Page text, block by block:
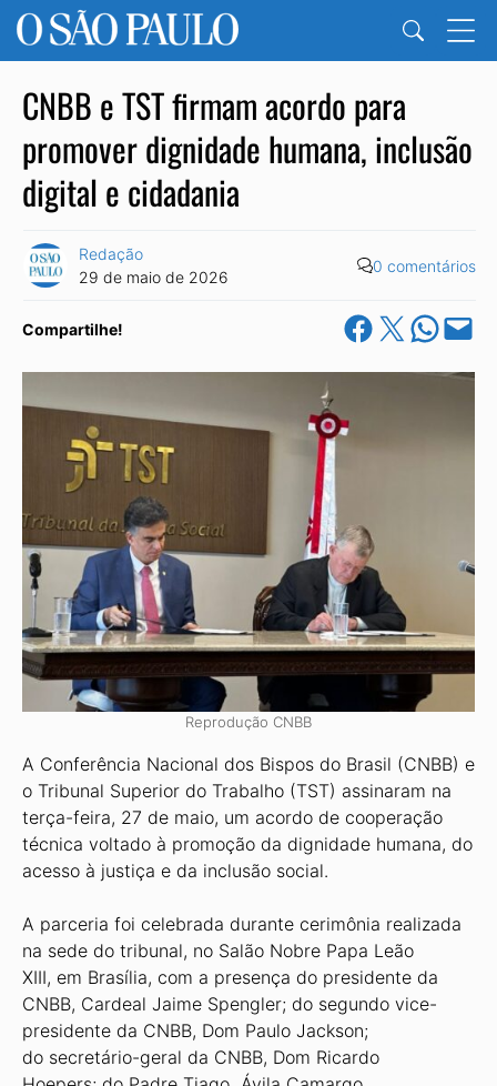
CNBB e TST firmam acordo para
promover dignidade humana, inclusão
digital e cidadania
Redação
29 de maio de 2026
0 comentários
Compartilhe! Share on Facebook
Share on X Share on
Email this
Reprodução CNBB
A Conferência Nacional dos Bispos do Brasil (CNBB) e
o Tribunal Superior do Trabalho (TST) assinaram na
terça-feira, 27 de maio, um acordo de cooperação
técnica voltado à promoção da dignidade humana, do
acesso à justiça e da inclusão social.
A parceria foi celebrada durante cerimônia realizada
na sede do tribunal, no Salão Nobre Papa Leão
XIII, em Brasília, com a presença do presidente da
CNBB, Cardeal Jaime Spengler; do segundo vice-
presidente da CNBB, Dom Paulo Jackson;
do secretário-geral da CNBB, Dom Ricardo